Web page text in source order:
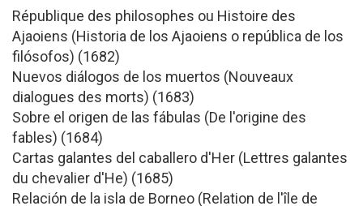
République des philosophes ou Histoire des
Ajaoiens (Historia de los Ajaoiens o república de los
filósofos) (1682)
Nuevos diálogos de los muertos (Nouveaux
dialogues des morts) (1683)
Sobre el origen de las fábulas (De l'origine des
fables) (1684)
Cartas galantes del caballero d'Her (Lettres galantes
du chevalier d'He) (1685)
Relación de la isla de Borneo (Relation de l'île de